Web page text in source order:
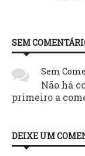
SEM
Sem
Não há
primeiro a
DEIXE UM